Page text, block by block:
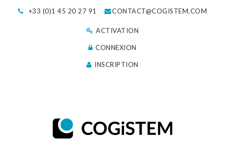
+33 (0)1 45 20 27 91 CONTACT@COGISTEM.COM
ACTIVATION
CONNEXION
INSCRIPTION